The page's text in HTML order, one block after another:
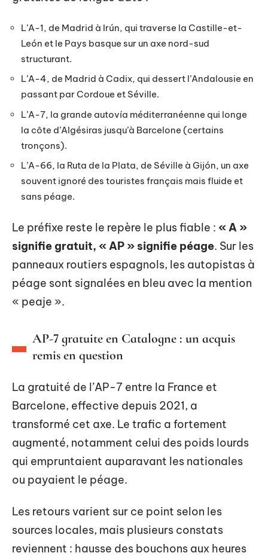
L’A-1, de Madrid à Irún, qui traverse la Castille-et-
León et le Pays basque sur un axe nord-sud
structurant.
L’A-4, de Madrid à Cadix, qui dessert l’Andalousie en
passant par Cordoue et Séville.
L’A-7, la grande autovía méditerranéenne qui longe
la côte d’Algésiras jusqu’à Barcelone (certains
tronçons).
L’A-66, la Ruta de la Plata, de Séville à Gijón, un axe
souvent ignoré des touristes français mais fluide et
sans péage.
Le préfixe reste le repère le plus fiable : « A »
signifie gratuit, « AP » signifie péage. Sur les
panneaux routiers espagnols, les autopistas à
péage sont signalées en bleu avec la mention
« peaje ».
AP-7 gratuite en Catalogne : un acquis
remis en question
La gratuité de l’AP-7 entre la France et
Barcelone, effective depuis 2021, a
transformé cet axe. Le trafic a fortement
augmenté, notamment celui des poids lourds
qui empruntaient auparavant les nationales
ou payaient le péage.
Les retours varient sur ce point selon les
sources locales, mais plusieurs constats
reviennent : hausse des bouchons aux heures